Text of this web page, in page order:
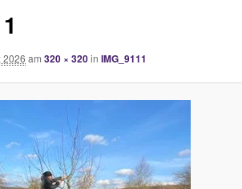
2026 am320 × 320inIMG_9111